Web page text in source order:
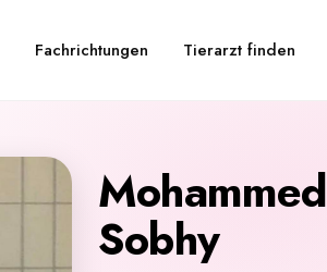
Fachrichtungen Tierarzt finden
Mohammed
Sobhy